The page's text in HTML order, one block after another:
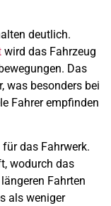
deutlich.
wird das Fahrzeug
Das
was besonders bei
Fahrer empfinden
das Fahrwerk.
wodurch das
Fahrten
als weniger